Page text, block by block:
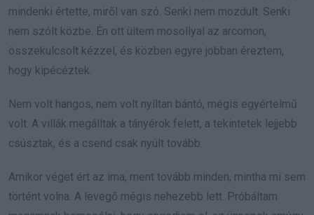
mindenki értette, miről van szó. Senki nem mozdult. Senki
nem szólt közbe. Én ott ültem mosollyal az arcomon,
összekulcsolt kézzel, és közben egyre jobban éreztem,
hogy kipécéztek.
Nem volt hangos, nem volt nyíltan bántó, mégis egyértelmű
volt. A villák megálltak a tányérok felett, a tekintetek lejjebb
csúsztak, és a csend csak nyúlt tovább.
Amikor véget ért az ima, ment tovább minden, mintha mi sem
történt volna. A levegő mégis nehezebb lett. Próbáltam